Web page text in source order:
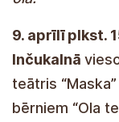
9. aprīlī plkst.
Inčukalnā
teātris
bērniem “Ola